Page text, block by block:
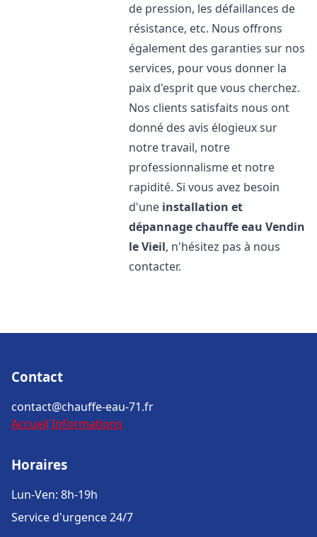
de pression, les défaillances de
résistance, etc. Nous offrons
également des garanties sur nos
services, pour vous donner la
paix d'esprit que vous cherchez.
Nos clients satisfaits nous ont
donné des avis élogieux sur
notre travail, notre
professionnalisme et notre
rapidité. Si vous avez besoin
d'une installation et
dépannage chauffe eau Vendin
le Vieil, n'hésitez pas à nous
contacter.
Contact
contact@chauffe-eau-71.fr
Accueil Informations
Horaires
Lun-Ven: 8h-19h
Service d'urgence 24/7